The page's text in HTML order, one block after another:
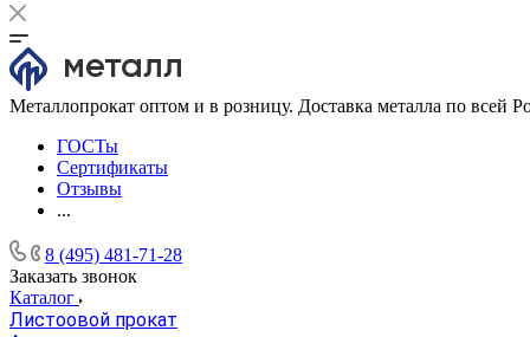
Металлопрокат оптом и в розницу. Доставка металла по всей
ГОСТы
Сертификаты
Отзывы
...
8 (495) 481-71-28
Заказать звонок
Каталог
Листоовой прокат